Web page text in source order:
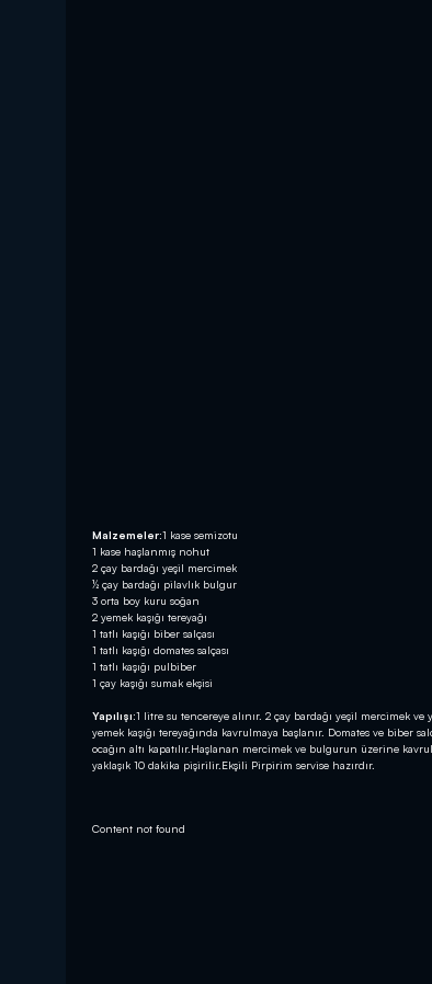
Malzemeler:1 kase semizotu
1 kase haşlanmış nohut
2 çay bardağı yeşil mercimek
½ çay bardağı pilavlık bulgur
3 orta boy kuru soğan
2 yemek kaşığı tereyağı
1 tatlı kaşığı biber salçası
1 tatlı kaşığı domates salçası
1 tatlı kaşığı pulbiber
1 çay kaşığı sumak ekşisi
Yapılışı:1 litre su tencereye alınır. 2 çay bardağı yeşil mercimek
yemek kaşığı tereyağında kavrulmaya başlanır. Domates ve biber
ocağın altı kapatılır.Haşlanan mercimek ve bulgurun üzerine
yaklaşık 10 dakika pişirilir.Ekşili Pirpirim servise hazırdır.
Content not found